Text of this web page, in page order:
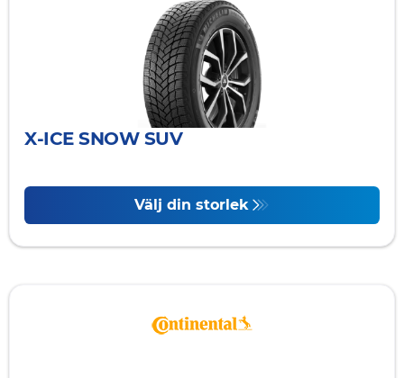
X-ICE SNOW SUV
Välj din storlek